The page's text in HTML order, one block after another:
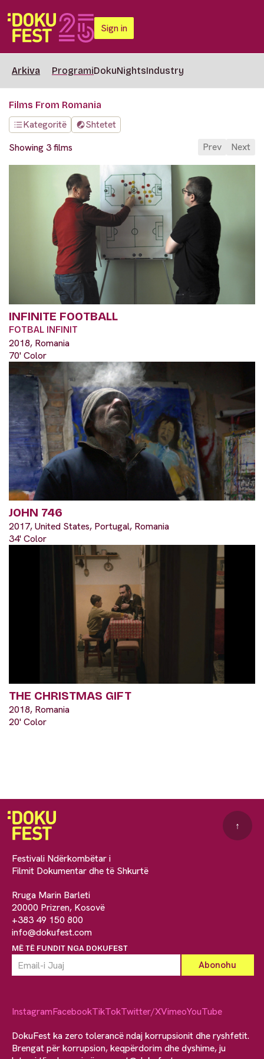
Sign in
Arkiva ProgramiDokuNightsIndustry
Films From Romania
Kategoritë
Shtetet
Showing 3 films
Prev Next
INFINITE FOOTBALL
FOTBAL INFINIT
2018, Romania
70' Color
JOHN 746
2017, United States, Portugal, Romania
34' Color
THE CHRISTMAS GIFT
2018, Romania
20' Color
Festivali Ndërkombëtar i
Filmit Dokumentar dhe të Shkurtë
Rruga Marin Barleti
20000 Prizren, Kosovë
+383 49 150 800
info@dokufest.com
MË TË FUNDIT NGA DOKUFEST
↑
InstagramFacebookTikTokTwitter/XVimeoYouTube
DokuFest ka zero tolerancë ndaj korrupsionit dhe ryshfetit.
Brengat për korrupsion, keqpërdorim dhe dyshime, ju